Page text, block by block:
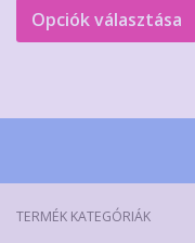
-
1.100Ft
Opciók választása
TERMÉK KATEGÓRIÁK